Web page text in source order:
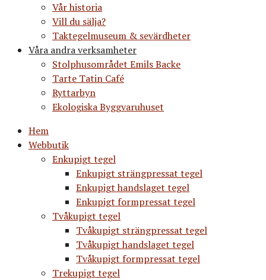
Vår historia
Vill du sälja?
Taktegelmuseum & sevärdheter
Våra andra verksamheter
Stolphusområdet Emils Backe
Tarte Tatin Café
Ryttarbyn
Ekologiska Byggvaruhuset
Hem
Webbutik
Enkupigt tegel
Enkupigt strängpressat tegel
Enkupigt handslaget tegel
Enkupigt formpressat tegel
Tvåkupigt tegel
Tvåkupigt strängpressat tegel
Tvåkupigt handslaget tegel
Tvåkupigt formpressat tegel
Trekupigt tegel